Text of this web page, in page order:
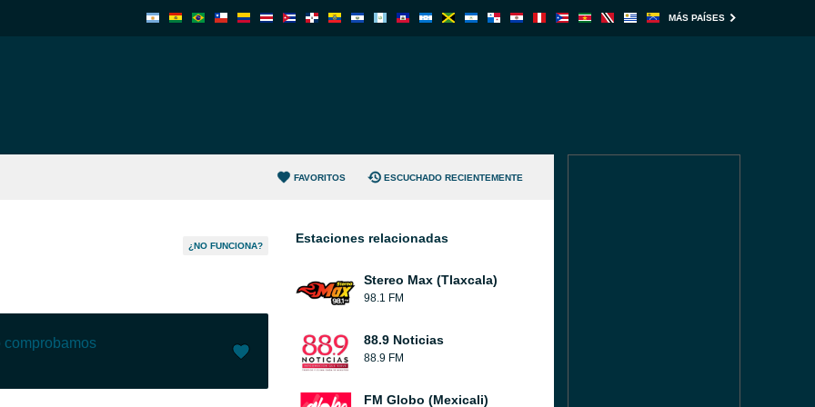
MÁS PAÍSES
FAVORITOS ESCUCHADO RECIENTEMENTE
¿NO FUNCIONA?
comprobamos
Estaciones relacionadas
Stereo Max (Tlaxcala)
98.1 FM
88.9 Noticias
88.9 FM
FM Globo (Mexicali)